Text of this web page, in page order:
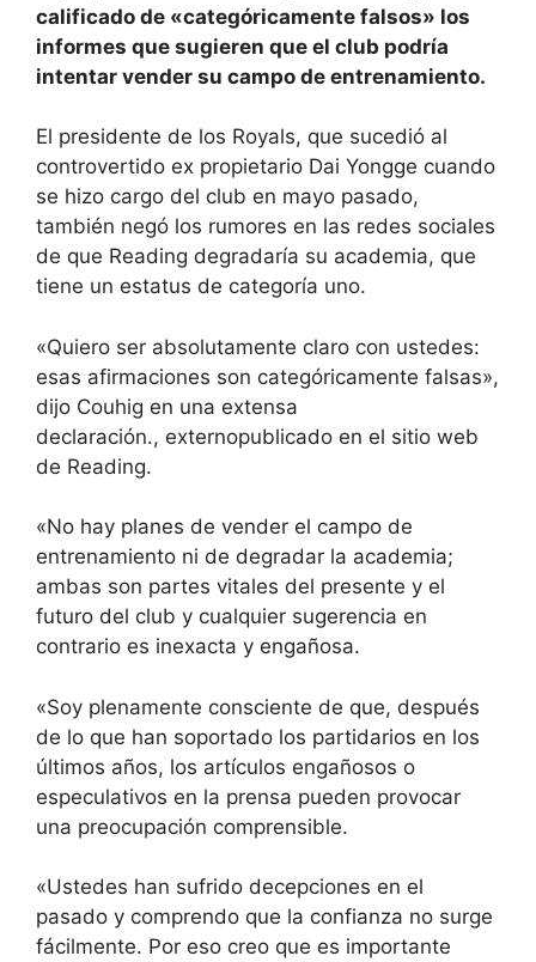
calificado de «categóricamente falsos» los
informes que sugieren que el club podría
intentar vender su campo de entrenamiento.
El presidente de los Royals, que sucedió al
controvertido ex propietario Dai Yongge cuando
se hizo cargo del club en mayo pasado,
también negó los rumores en las redes sociales
de que Reading degradaría su academia, que
tiene un estatus de categoría uno.
«Quiero ser absolutamente claro con ustedes:
esas afirmaciones son categóricamente falsas»,
dijo Couhig en una extensa
declaración., externopublicado en el sitio web
de Reading.
«No hay planes de vender el campo de
entrenamiento ni de degradar la academia;
ambas son partes vitales del presente y el
futuro del club y cualquier sugerencia en
contrario es inexacta y engañosa.
«Soy plenamente consciente de que, después
de lo que han soportado los partidarios en los
últimos años, los artículos engañosos o
especulativos en la prensa pueden provocar
una preocupación comprensible.
«Ustedes han sufrido decepciones en el
pasado y comprendo que la confianza no surge
fácilmente. Por eso creo que es importante